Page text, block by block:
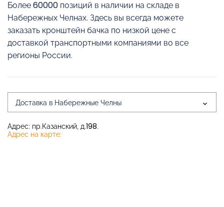
Более 60000 позиций в наличии на складе в
Набережных Челнах. Здесь вы всегда можете
заказать кронштейн бачка по низкой цене с
доставкой транспортными компаниями во все
регионы России.
Доставка в Набережные Челны
Адрес: пр.Казанский, д.198.
Адрес на карте: